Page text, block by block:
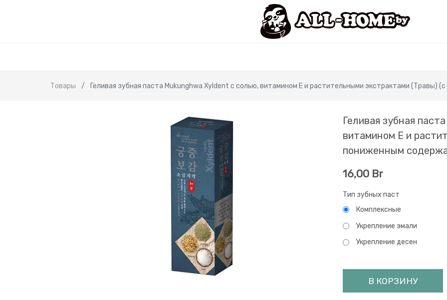
Товары Геливая зубная паста Mukunghwa Xyldent с солью, витамином E и растительными экстрактами (Травы)
Геливая зубная
витамином E и
пониженным
16,00 Br
Тип зубных паст
Комплексные
Укрепление эмали
Укрепление десен
В КОРЗИНУ